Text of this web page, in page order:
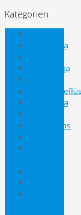
Kategorien
Bezirksliga
Gebietsliga
Landesliga
Nachwuchs